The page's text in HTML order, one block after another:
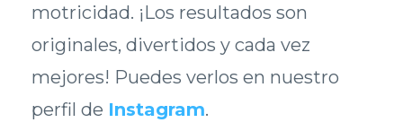
motricidad. ¡Los resultados son
originales, divertidos y cada vez
mejores! Puedes verlos en nuestro
perfil de Instagram.